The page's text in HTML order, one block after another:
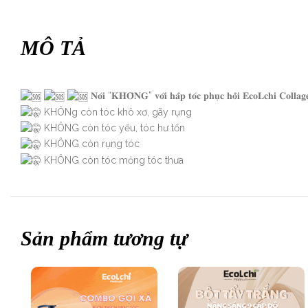
MÔ TẢ
𝐍𝐨́𝐢 “𝐊𝐇𝐎̂𝐍𝐆” 𝐯𝐨̛́𝐢 𝐡𝐚̂́𝐩 𝐭𝐨́𝐜 𝐩𝐡𝐮̣𝐜 𝐡𝐨̂̀𝐢 𝐄𝐜𝐨𝐋𝐜𝐡𝐢
KHÔNg còn tóc khô xơ, gãy rụng
KHÔNG còn tóc yếu, tóc hư tổn
KHÔNG còn rụng tóc
KHÔNG còn tóc mỏng tóc thưa
Sản phẩm tương tự